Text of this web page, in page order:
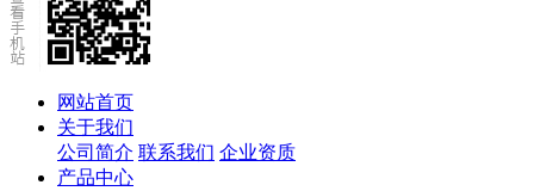
网站首页
关于我们
公司简介 联系我们 企业资质
产品中心